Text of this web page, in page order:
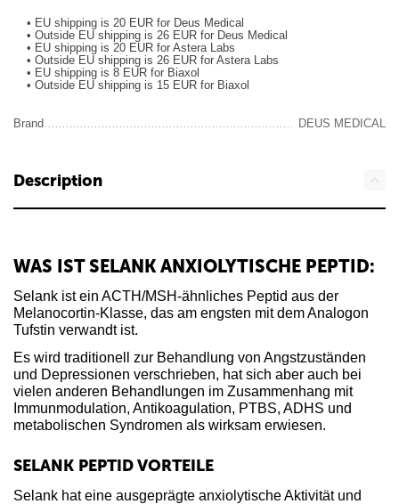
• EU shipping is 20 EUR for Deus Medical
• Outside EU shipping is 26 EUR for Deus Medical
• EU shipping is 20 EUR for Astera Labs
• Outside EU shipping is 26 EUR for Astera Labs
• EU shipping is 8 EUR for Biaxol
• Outside EU shipping is 15 EUR for Biaxol
Brand DEUS MEDICAL
Description
WAS IST SELANK ANXIOLYTISCHE PEPTID:
Selank ist ein ACTH/MSH-ähnliches Peptid aus der
Melanocortin-Klasse, das am engsten mit dem Analogon
Tufstin verwandt ist.
Es wird traditionell zur Behandlung von Angstzuständen
und Depressionen verschrieben, hat sich aber auch bei
vielen anderen Behandlungen im Zusammenhang mit
Immunmodulation, Antikoagulation, PTBS, ADHS und
metabolischen Syndromen als wirksam erwiesen.
SELANK PEPTID VORTEILE
Selank hat eine ausgeprägte anxiolytische Aktivität und